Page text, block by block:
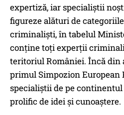
expertiză, iar specialiștii
figureze alături de
criminaliști, în tabelul
conține toți experții
teritoriul României. Încă din
primul Simpozion European
specialiștii de pe
prolific de idei și cunoaștere.